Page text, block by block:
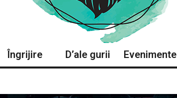
Îngrijire D’ale gurii Evenimente